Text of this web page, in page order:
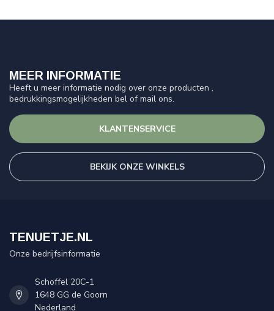
MEER INFORMATIE
Heeft u meer informatie nodig over onze producten ,
bedrukkingsmogelijkheden bel of mail ons.
KLANTENSERVICE
BEKIJK ONZE WINKELS
TENUETJE.NL
Onze bedrijfsinformatie
Schoffel 20C-1
1648 GG de Goorn
Nederland